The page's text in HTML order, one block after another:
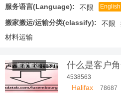
服务语言(Language):
不限 English
搬家搬运/运输分类(classify):
不限
材料运输
搬家搬运
什么是客户
解你的
4538563
Halifax 78687